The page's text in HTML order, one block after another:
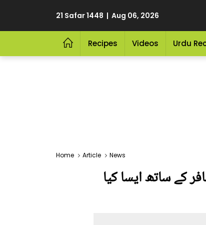
21 Safar 1448 | Aug 06, 2026
Recipes Videos Urdu
Home Article News
رہنے والے مسافر کے ساتھ ایسا کیا